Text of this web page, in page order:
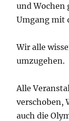
und Wochen
Umgang mit
Wir alle
umzugehen.
Alle
verschoben,
auch die